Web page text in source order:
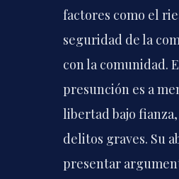
factores como el
seguridad de la
con la comunidad.
presunción es a
libertad bajo
delitos graves. Su
presentar